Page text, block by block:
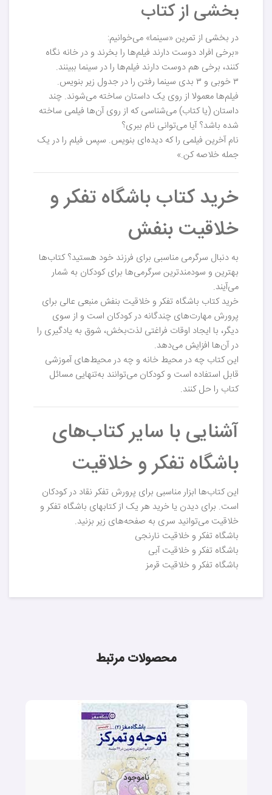
بخشی از کتاب
در بخشی از تمرین «سینما» می‌خوانیم:
«برخی افراد دوست دارند فیلم‌ها را بخرند و در خانه نگاه
کنند، برخی هم دوست دارند فیلم‌ها را در سینما ببینند.
۳ خوبی و ۳ بدی سینما رفتن را در جدول زیر بنویس.
فیلم‌ها معمولا از روی یک داستان ساخته می‌شوند. چند
داستان (یا کتاب) می‌شناسی که از روی آن‌ها فیلمی ساخته
شده باشد؟ آیا می‌توانی نام ببری؟
نام آخرین فیلمی را که دیده‌ای بنویس. سپس فیلم را در یک
جمله خلاصه کن.»
خرید کتاب باشگاه تفکر و
خلاقیت بنفش
به دنبال سرگرمی مناسبی برای فرزند خود هستید؟ کتاب‌ها
بهترین و سودمندترین سرگرمی‌ها برای کودکان به شمار
می‌آیند.
خرید کتاب باشگاه تفکر و خلاقیت بنفش منبعی عالی برای
پرورش مهارت‌های چندگانه در کودکان است و از سوی
دیگر، با ایجاد اوقات فراغتی لذت‌بخش، شوق به یادگیری را
در آن‌ها افزایش می‌دهد.
این کتاب چه در محیط خانه و چه در محیط‌های آموزشی
قابل استفاده است و کودکان می‌توانند به‌تنهایی مسائل
کتاب را حل کنند.
آشنایی با سایر کتاب‌های
باشگاه تفکر و خلاقیت
این کتاب‌ها ابزار مناسبی برای پرورش تفکر نقاد در کودکان
است. برای دیدن یا خرید هر یک از کتابهای باشگاه تفکر و
خلاقیت می‌توانید سری به صفحه‌های زیر بزنید.
باشگاه تفکر و خلاقیت نارنجی
باشگاه تفکر و خلاقیت آبی
​باشگاه تفکر و خلاقیت قرمز
محصولات مرتبط
ناموجود